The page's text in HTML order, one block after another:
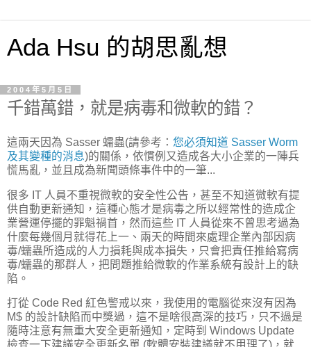
Ada Hsu 的胡思亂想
2004年5月5日
千錯萬錯，就是病毒和微軟的錯？
這兩天因為 Sasser 蠕蟲(請參考： 您必須知道 Sasser Worm
及其變種的消息)的關係，依慣例又造成各大小企業的一陣兵
慌馬亂，並且成為新聞頭條事件中的一筆...
很多 IT 人員不重視微軟的安全性公告，甚至不知道微軟有提
供自動更新通知，這種心態才是病毒之所以經常性的造成企
業營運停擺的罪魁禍首，然而這些 IT 人員從來不曾思考過為
什麼每幾個月就得花上一、兩天的時間來處理企業內部因病
毒/蠕蟲所造成的人力損耗與成本損失，只會把責任推給寫病
毒/蠕蟲的那群人，把問題推給微軟的作業系統有設計上的缺
陷。
打從 Code Red 紅色警戒以來，我使用的電腦從來沒有因為
M$ 的設計缺陷而中獎過，這不是啥很高深的技巧，只不過是
隨時注意有無重大安全更新通知，定時到 Windows Update